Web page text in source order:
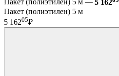
Пакет (полиэтилен) 5 м — 5 162
Пакет (полиэтилен) 5 м
5 16205₽